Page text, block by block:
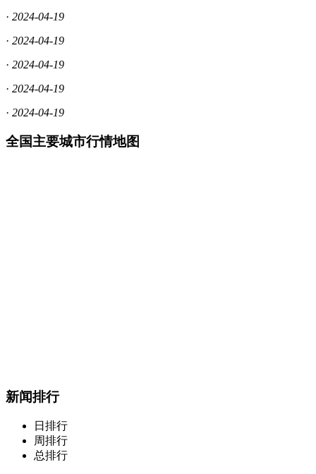
· 2024-04-19
· 2024-04-19
· 2024-04-19
· 2024-04-19
· 2024-04-19
全国主要城市行情地图
新闻排行
日排行
周排行
总排行